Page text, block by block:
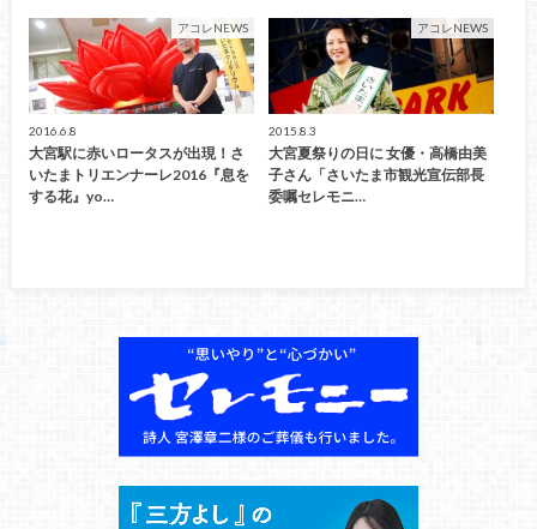
アコレNEWS
2016.6.8
大宮駅に赤いロータスが出現！さ
いたまトリエンナーレ2016『息を
する花』yo…
アコレNEWS
2015.8.3
大宮夏祭りの日に 女優・高橋由美
子さん「さいたま市観光宣伝部長
委嘱セレモニ…